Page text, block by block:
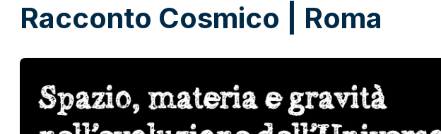
Racconto Cosmico | Roma